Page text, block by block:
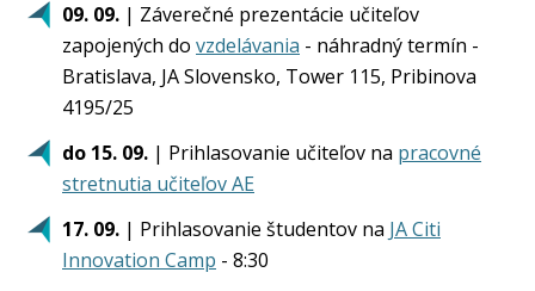
09. 09. | Záverečné prezentácie učiteľov
zapojených do vzdelávania - náhradný termín -
Bratislava, JA Slovensko, Tower 115, Pribinova
4195/25
do 15. 09. | Prihlasovanie učiteľov na pracovné
stretnutia učiteľov AE
17. 09. | Prihlasovanie študentov na JA Citi
Innovation Camp - 8:30